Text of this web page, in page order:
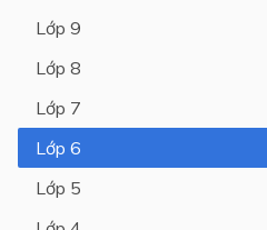
Lớp 8
Lớp 7
Lớp 9
Lớp 8
Lớp 7
Lớp 6
Lớp 5